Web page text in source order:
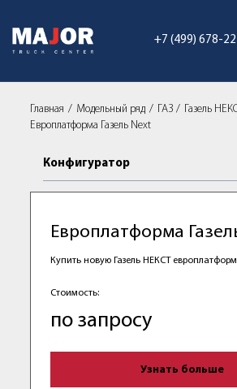
+7 (499) 678-
Главная Модельный ряд ГАЗ
Газель
Европлатформа Газель Next
Конфигуратор
Европлатформа
Купить новую Газель НЕКСТ
Стоимость:
по запросу
Узнать больше